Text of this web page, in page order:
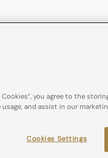
you agree to the
and assist in our
Cookies Settings